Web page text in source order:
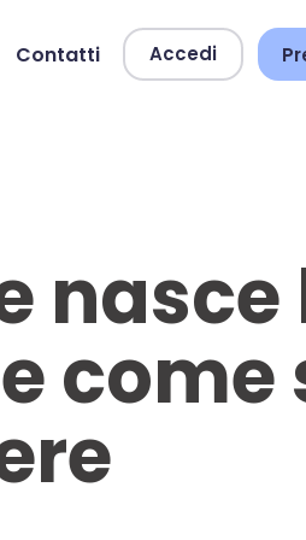
Contatti Accedi
nasce
come